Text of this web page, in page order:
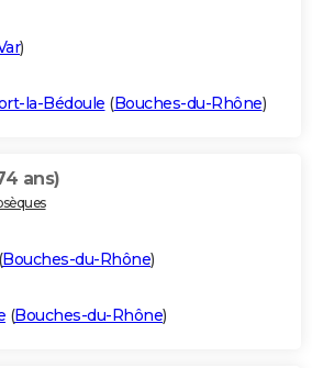
)
la-Bédoule (Bouches-du-Rhône)
ans)
(Bouches-du-Rhône)
(Bouches-du-Rhône)